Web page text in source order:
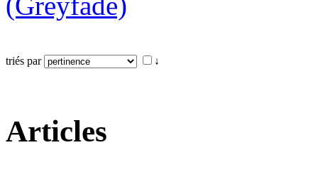
triés par ↓
Articles